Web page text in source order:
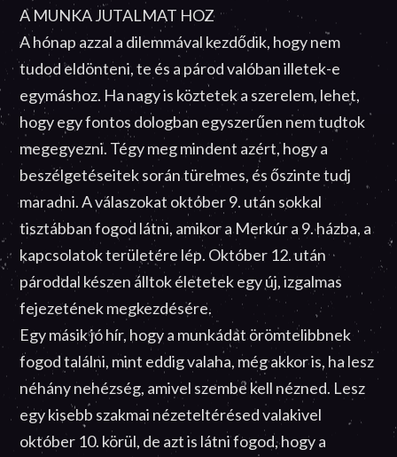
A MUNKA JUTALMAT HOZ
A hónap azzal a dilemmával kezdődik, hogy nem
tudod eldönteni, te és a párod valóban illetek-e
egymáshoz. Ha nagy is köztetek a szerelem, lehet,
hogy egy fontos dologban egyszerűen nem tudtok
megegyezni. Tégy meg mindent azért, hogy a
beszélgetéseitek során türelmes, és őszinte tudj
maradni. A válaszokat október 9. után sokkal
tisztábban fogod látni, amikor a Merkúr a 9. házba, a
kapcsolatok területére lép. Október 12. után
pároddal készen álltok életetek egy új, izgalmas
fejezetének megkezdésére.
Egy másik jó hír, hogy a munkádat örömtelibbnek
fogod találni, mint eddig valaha, még akkor is, ha lesz
néhány nehézség, amivel szembe kell nézned. Lesz
egy kisebb szakmai nézeteltérésed valakivel
október 10. körül, de azt is látni fogod, hogy a